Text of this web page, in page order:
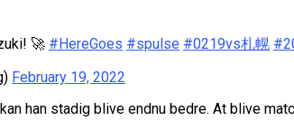
🚀 #HereGoes #spulse #0219vs札幌
February 19, 2022
han stadig blive endnu bedre. At blive